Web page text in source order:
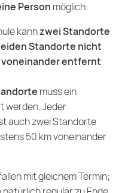
Person möglich:
kannzwei Standorte
Standorte nicht
voneinander entfernt
muss ein
werden. Jeder
auch zwei Standorte
50 km voneinander
mit gleichem Termin;